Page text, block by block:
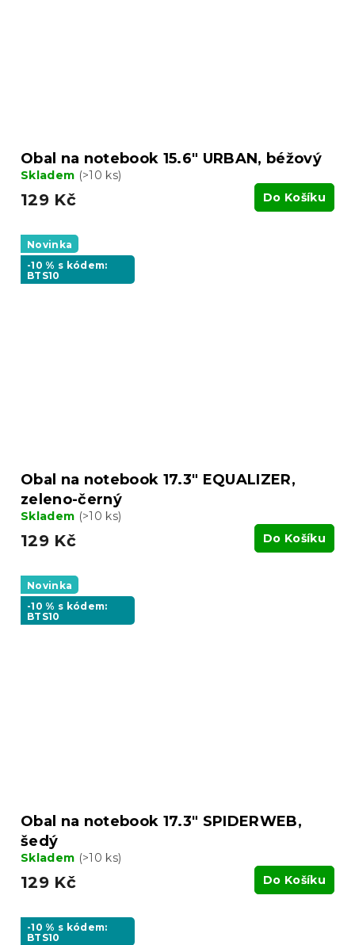
Obal na notebook 15.6" URBAN, béžový
Skladem (>10 ks)
129 Kč Do Košíku
Novinka
-10 % s kódem:
BTS10
Obal na notebook 17.3" EQUALIZER,
zeleno-černý
Skladem (>10 ks)
129 Kč Do Košíku
Novinka
-10 % s kódem:
BTS10
Obal na notebook 17.3" SPIDERWEB,
šedý
Skladem (>10 ks)
129 Kč Do Košíku
-10 % s kódem:
BTS10